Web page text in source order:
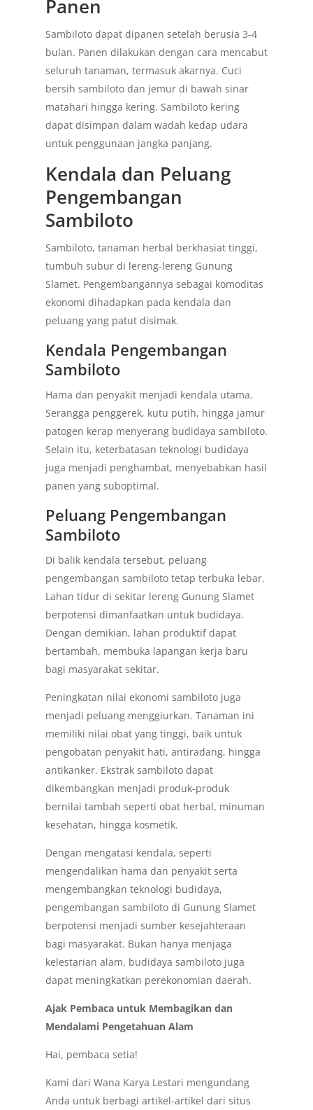
Panen
Sambiloto dapat dipanen setelah berusia 3-4
bulan. Panen dilakukan dengan cara mencabut
seluruh tanaman, termasuk akarnya. Cuci
bersih sambiloto dan jemur di bawah sinar
matahari hingga kering. Sambiloto kering
dapat disimpan dalam wadah kedap udara
untuk penggunaan jangka panjang.
Kendala dan Peluang
Pengembangan
Sambiloto
Sambiloto, tanaman herbal berkhasiat tinggi,
tumbuh subur di lereng-lereng Gunung
Slamet. Pengembangannya sebagai komoditas
ekonomi dihadapkan pada kendala dan
peluang yang patut disimak.
Kendala Pengembangan
Sambiloto
Hama dan penyakit menjadi kendala utama.
Serangga penggerek, kutu putih, hingga jamur
patogen kerap menyerang budidaya sambiloto.
Selain itu, keterbatasan teknologi budidaya
juga menjadi penghambat, menyebabkan hasil
panen yang suboptimal.
Peluang Pengembangan
Sambiloto
Di balik kendala tersebut, peluang
pengembangan sambiloto tetap terbuka lebar.
Lahan tidur di sekitar lereng Gunung Slamet
berpotensi dimanfaatkan untuk budidaya.
Dengan demikian, lahan produktif dapat
bertambah, membuka lapangan kerja baru
bagi masyarakat sekitar.
Peningkatan nilai ekonomi sambiloto juga
menjadi peluang menggiurkan. Tanaman ini
memiliki nilai obat yang tinggi, baik untuk
pengobatan penyakit hati, antiradang, hingga
antikanker. Ekstrak sambiloto dapat
dikembangkan menjadi produk-produk
bernilai tambah seperti obat herbal, minuman
kesehatan, hingga kosmetik.
Dengan mengatasi kendala, seperti
mengendalikan hama dan penyakit serta
mengembangkan teknologi budidaya,
pengembangan sambiloto di Gunung Slamet
berpotensi menjadi sumber kesejahteraan
bagi masyarakat. Bukan hanya menjaga
kelestarian alam, budidaya sambiloto juga
dapat meningkatkan perekonomian daerah.
Ajak Pembaca untuk Membagikan dan
Mendalami Pengetahuan Alam
Hai, pembaca setia!
Kami dari Wana Karya Lestari mengundang
Anda untuk berbagi artikel-artikel dari situs